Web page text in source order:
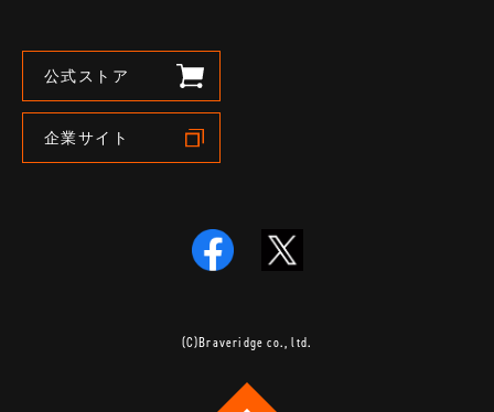
公式ストア
企業サイト
(C)Braveridge co., ltd.